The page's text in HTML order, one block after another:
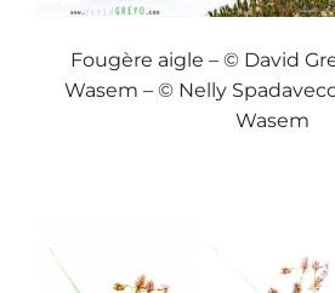
Fougère aigle – © David
Wasem – © Nelly
Wasem